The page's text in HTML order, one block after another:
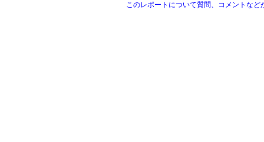
このレポートについて質問、コメントなど